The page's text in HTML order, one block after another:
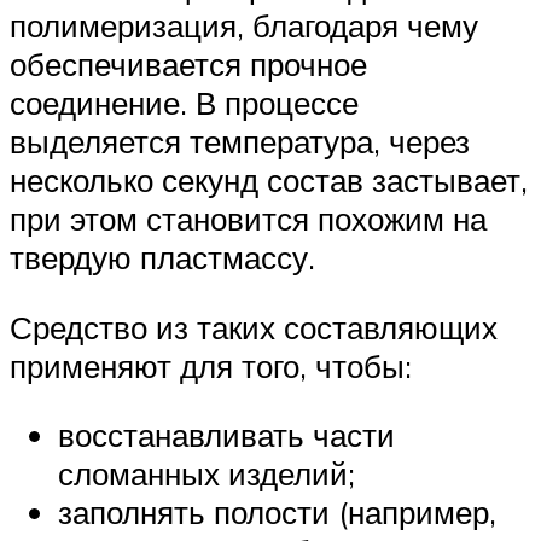
полимеризация, благодаря чему
обеспечивается прочное
соединение. В процессе
выделяется температура, через
несколько секунд состав застывает,
при этом становится похожим на
твердую пластмассу.
Средство из таких составляющих
применяют для того, чтобы:
восстанавливать части
сломанных изделий;
заполнять полости (например,